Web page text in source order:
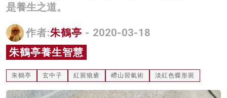
科技
影片
名家榜
灼見活動
關於我們
是養生之道。
作者:朱鶴亭 - 2020-03-18
朱鶴亭養生智慧
朱鶴亭 玄中子 紅斑狼瘡 嶗山習氣術 淡紅色蝶形斑